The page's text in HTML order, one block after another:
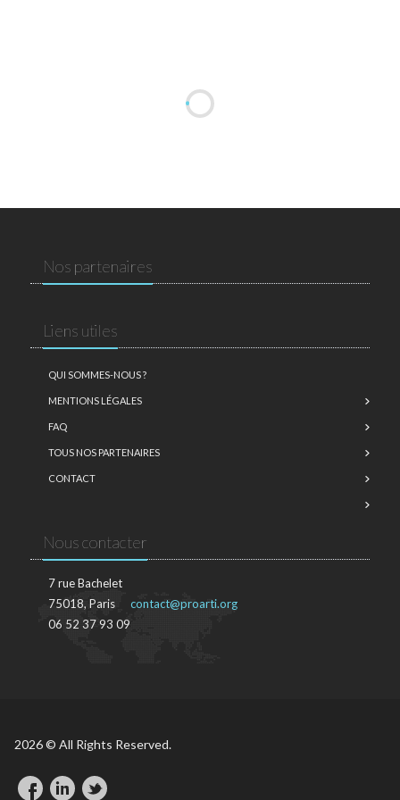
Nos partenaires
Liens utiles
QUI SOMMES-NOUS ?
MENTIONS LÉGALES
FAQ
TOUS NOS PARTENAIRES
CONTACT
Nous contacter
7 rue Bachelet
75018, Paris
06 52 37 93 09
contact@proarti.org
2026 © All Rights Reserved.